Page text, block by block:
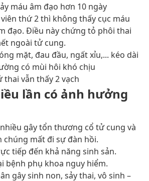
máu âm đạo hơn 10 ngày
thứ 2 thì không thấy cục máu
đạo. Điều này chứng tỏ phôi thai
ngoài tử cung.
mặt, đau đầu, ngất xỉu,... kéo dài
có mùi hôi khó chịu
thai vẫn thấy 2 vạch
lần có ảnh hưởng
gây tổn thương cổ tử cung và
chúng mất đi sự đàn hồi.
tiếp đến khả năng sinh sản.
bệnh phụ khoa nguy hiểm.
gây sinh non, sảy thai, vô sinh –